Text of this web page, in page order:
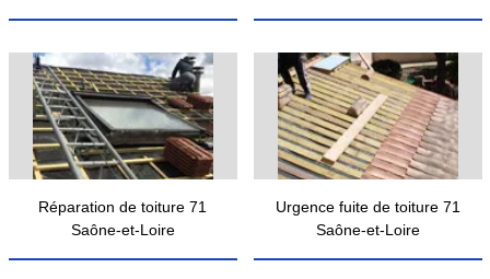
Réparation de toiture 71
Saône-et-Loire
Urgence fuite de toiture 71
Saône-et-Loire